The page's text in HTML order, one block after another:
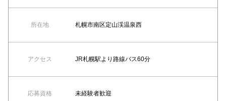
所在地 札幌市南区定山渓温泉西
アクセス JR札幌駅より路線バス60分
応募資格 未経験者歓迎